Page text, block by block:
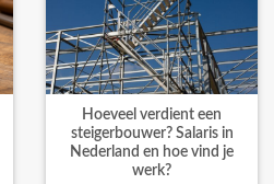
Hoeveel verdient een
steigerbouwer? Salaris in
Nederland en hoe vind je
werk?